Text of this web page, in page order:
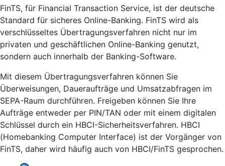
FinTS, für Financial Transaction Service, ist der deutsche
Standard für sicheres Online-Banking. FinTS wird als
verschlüsseltes Übertragungsverfahren nicht nur im
privaten und geschäftlichen Online-Banking genutzt,
sondern auch innerhalb der Banking-Software.
Mit diesem Übertragungsverfahren können Sie
Überweisungen, Daueraufträge und Umsatzabfragen im
SEPA-Raum durchführen. Freigeben können Sie Ihre
Aufträge entweder per PIN/TAN oder mit einem digitalen
Schlüssel durch ein HBCI-Sicherheitsverfahren. HBCI
(Homebanking Computer Interface) ist der Vorgänger von
FinTS, daher wird häufig auch von HBCI/FinTS gesprochen.